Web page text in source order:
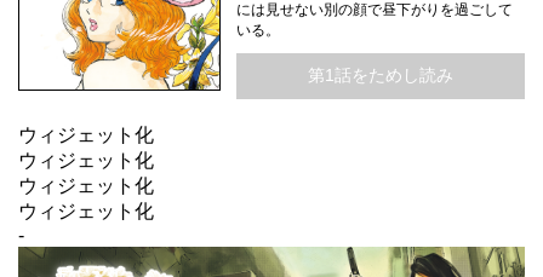
には見せない別の顔で昼下がりを過ごして
いる。
第1話をためし読み
ウィジェット化
ウィジェット化
ウィジェット化
ウィジェット化
-